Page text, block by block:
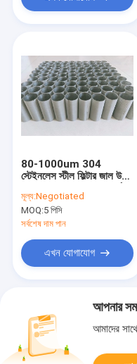
80-1000um 304
স্টেইনলেস স্টীল ফিল্টার জাল উচ্চ
মূল্য:Negotiated
MOQ:5 পিসি
সর্বশেষ দাম পান
এখন যোগাযোগ
আপনার
আমাদের